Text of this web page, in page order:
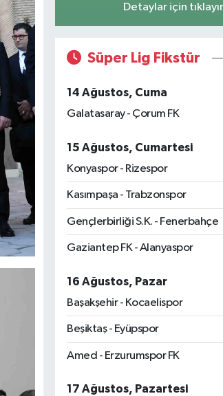
Detaylar için
Süper Lig Fikstür
14 Ağustos, Cuma
Galatasaray - Çorum FK
15 Ağustos, Cumartesi
Konyaspor - Rizespor
Kasımpaşa - Trabzonspor
Gençlerbirliği S.K. - Fenerbahçe
Gaziantep FK - Alanyaspor
16 Ağustos, Pazar
Başakşehir - Kocaelispor
Beşiktaş - Eyüpspor
Amed - Erzurumspor FK
17 Ağustos, Pazartesi